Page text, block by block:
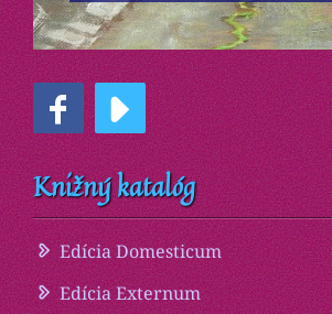
Knižný katalóg
Edícia Domesticum
Edícia Externum